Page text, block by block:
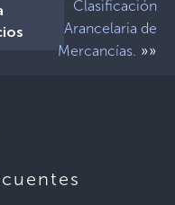
Clasificación
Arancelaria de
Mercancías. »»